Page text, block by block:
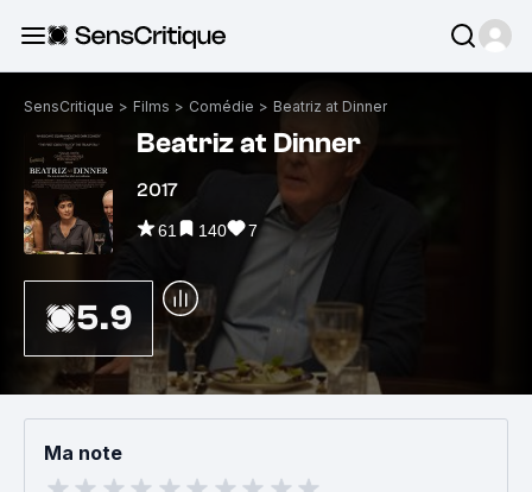
SensCritique > Films > Comédie > Beatriz at Dinner
Beatriz at Dinner
2017
61 140 7
5.9
Ma note